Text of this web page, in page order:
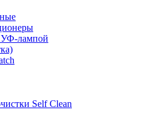
УФ-лампой
Self Clean